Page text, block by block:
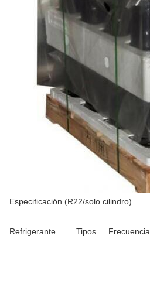
Especificación (R22/solo cilindro)
Refrigerante Tipos Frecuencia